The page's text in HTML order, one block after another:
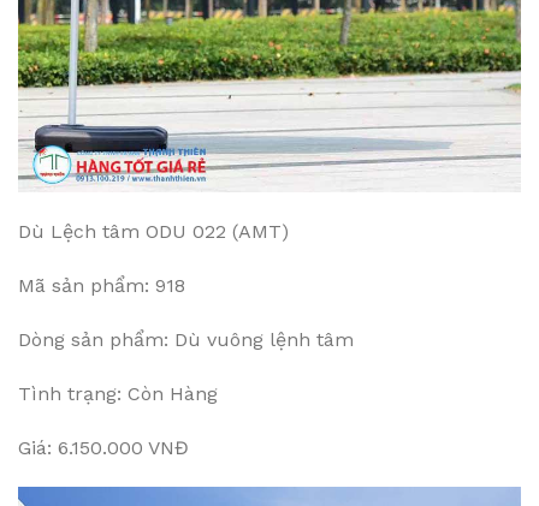
Dù Lệch tâm ODU 022 (AMT)
Mã sản phẩm: 918
Dòng sản phẩm: Dù vuông lệnh tâm
Tình trạng: Còn Hàng
Giá: 6.150.000 VNĐ